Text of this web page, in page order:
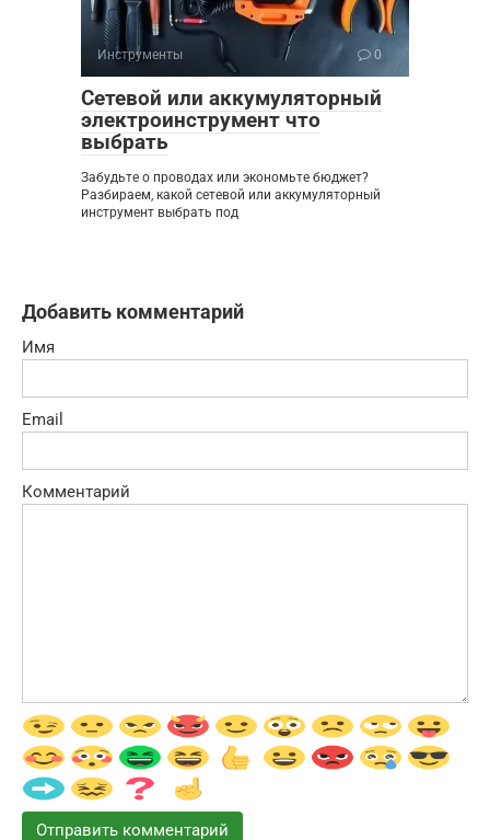
Инструменты 0
Сетевой или аккумуляторный
электроинструмент что
выбрать
Забудьте о проводах или экономьте бюджет?
Разбираем, какой сетевой или аккумуляторный
инструмент выбрать под
Добавить комментарий
Имя
Email
Комментарий